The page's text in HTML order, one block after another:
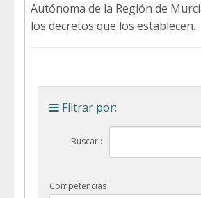
Autónoma de la Región de
los decretos que los establecen.
Filtrar por:
Buscar :
Competencias